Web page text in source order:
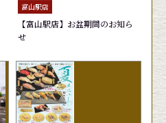
きゅ
165円
ゆで
220円
165円
富山駅店
【富山駅店】お盆期間のお知ら
せ